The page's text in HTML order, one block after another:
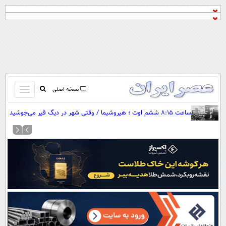
نسخه اصلی
باز
و
بسته
کردن
صفحه اول
آرشیو
نظرسنجی
آب و هوا
اوقات شرعی
سواد زندگی
ساعت ۸:۱۵ ششم اوت ؛ هیروشیما / وقتی شهر در دیگ قیر می‌جوشید